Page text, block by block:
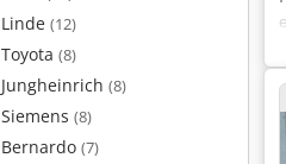
Linde (12)
Toyota (8)
Jungheinrich (8)
Siemens (8)
Bernardo (7)